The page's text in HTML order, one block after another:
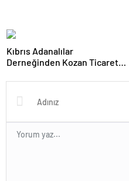
Yakinen Bilinen Gazeteci
Mustafa ÖZALP ve Tanınmış
Esnaf Değerimiz Hüseyin
OĞUZ’da Yönetim Kurulunda
Kıbrıs Adanalılar
Derneğinden Kozan Ticaret
Günün Anısına Başkan
Mustafa KANDEMİR’e Plaket…